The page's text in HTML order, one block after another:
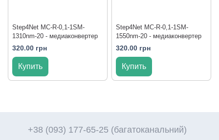
Step4Net MC-R-0,1-1SM-
1310nm-20 - медиаконвертер
320.00 грн
Купить
Step4Net MC-R-0,1-1SM-
1550nm-20 - медиаконвертер
320.00 грн
Купить
+38 (093) 177-65-25 (багатоканальний)